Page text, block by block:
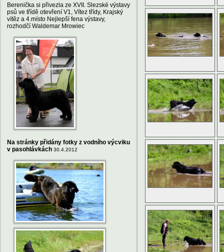
Berenička si přivezla ze XVII. Slezské výstavy
psů ve třídě otevření V1, Vítez třídy, Krajský
vítěz a 4.místo Nejlepší fena výstavy,
rozhodčí Waldemar Mrowiec
Na stránky přidány fotky z vodního výcviku
v pasohlávkách 30.4.2012